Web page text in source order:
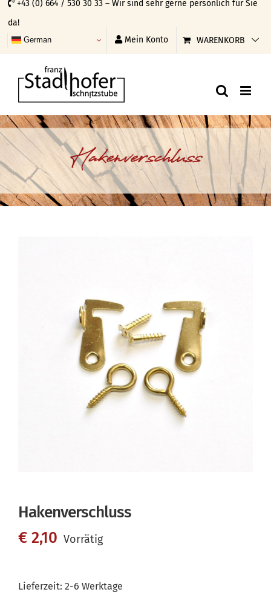
Skip
to
content
+43 (0) 664 / 530 30 33 – Wir sind sehr gerne persönlich für Sie
da!
German Mein Konto WARENKORB
Hakenverschluss
Hakenverschluss
€ 2,10 Vorrätig
Lieferzeit: 2-6 Werktage